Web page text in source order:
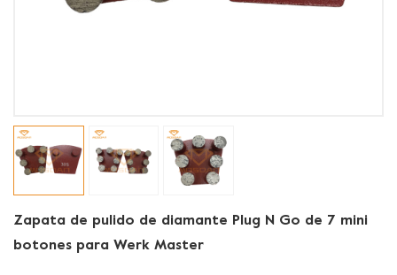
Zapata de pulido de diamante Plug N Go de 7 mini
botones para Werk Master